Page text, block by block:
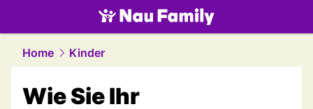
family.NAU.ch
Home Kinder
Wie Sie Ihr